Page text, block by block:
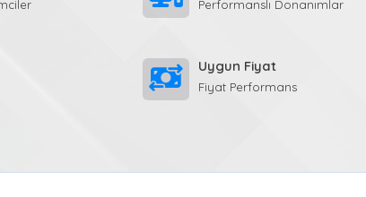
Performanslı Donanımlar
Uygun Fiyat
Fiyat Performans